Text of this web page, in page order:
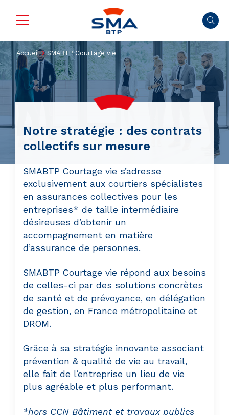
Accueil SMABTP Courtage vie
Notre stratégie : des contrats
collectifs sur mesure
SMABTP Courtage vie s’adresse
exclusivement aux courtiers spécialistes
en assurances collectives pour les
entreprises* de taille intermédiaire
désireuses d’obtenir un
accompagnement en matière
d’assurance de personnes.
SMABTP Courtage vie répond aux besoins
de celles-ci par des solutions concrètes
de santé et de prévoyance, en délégation
de gestion, en France métropolitaine et
DROM.
Grâce à sa stratégie innovante associant
prévention & qualité de vie au travail,
elle fait de l’entreprise un lieu de vie
plus agréable et plus performant.
*hors CCN Bâtiment et travaux publics